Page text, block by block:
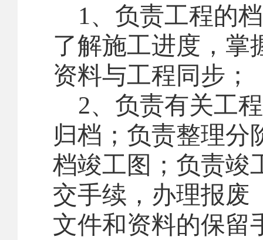
1、负责工程的
了解施工进度，掌
资料与工程同步；
2、负责有关工
归档；负责整理分
档竣工图；负责竣
交手续，办理报废
文件和资料的保留